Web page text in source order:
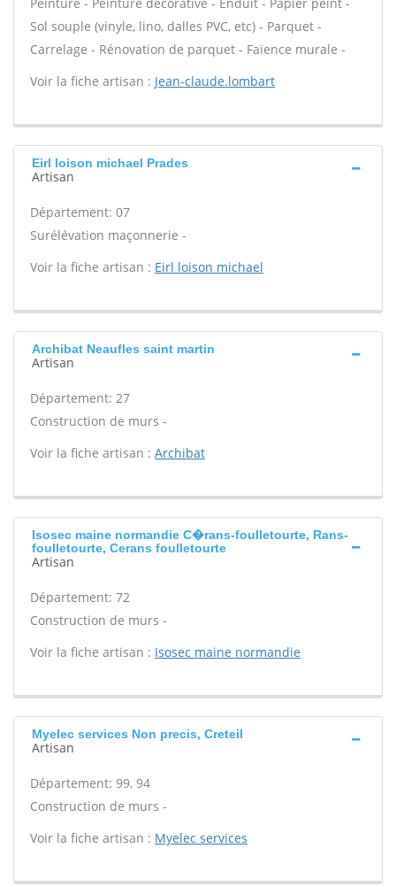
Sol souple (vinyle, lino, dalles PVC, etc) - Parquet -
Carrelage - Rénovation de parquet - Faïence murale -
Voir la fiche artisan : Jean-claude.lombart
Eirl loison michael Prades
Artisan
Département: 07
Surélévation maçonnerie -
Voir la fiche artisan : Eirl loison michael
Archibat Neaufles saint martin
Artisan
Département: 27
Construction de murs -
Voir la fiche artisan : Archibat
Isosec maine normandie C�rans-foulletourte, Rans-
foulletourte, Cerans foulletourte
Artisan
Département: 72
Construction de murs -
Voir la fiche artisan : Isosec maine normandie
Myelec services Non precis, Creteil
Artisan
Département: 99, 94
Construction de murs -
Voir la fiche artisan : Myelec services